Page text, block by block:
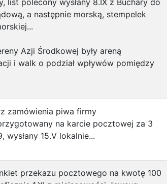
list polecony wysłany 8.IX z Buchary do
a następnie morską, stempelek
Azji Środkowej były areną
i walk o podział wpływów pomiędzy
zamówienia piwa firmy
na karcie pocztowej za 3
wysłany 15.V lokalnie...
przekazu pocztowego na kwotę 100